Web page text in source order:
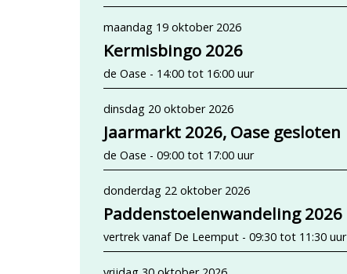
maandag 19 oktober 2026
Kermisbingo 2026
de Oase - 14:00 tot 16:00 uur
dinsdag 20 oktober 2026
Jaarmarkt 2026, Oase gesloten
de Oase - 09:00 tot 17:00 uur
donderdag 22 oktober 2026
Paddenstoelenwandeling 2026
vertrek vanaf De Leemput - 09:30 tot 11:30 uur